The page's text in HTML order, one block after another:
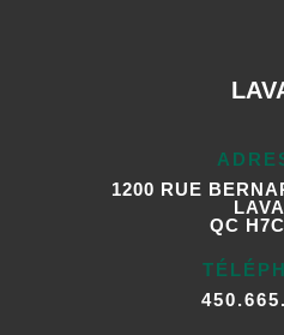
1200 RUE
QC